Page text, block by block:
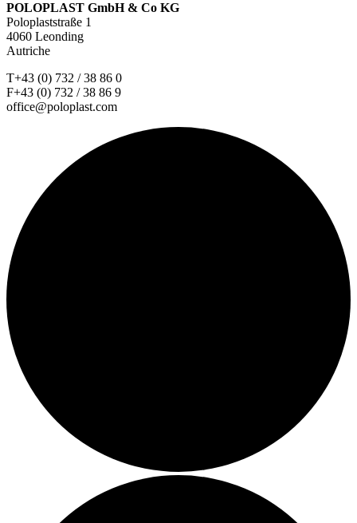
POLOPLAST GmbH & Co KG
Poloplaststraße 1
4060 Leonding
Autriche
T+43 (0) 732 / 38 86 0
F+43 (0) 732 / 38 86 9
office@poloplast.com